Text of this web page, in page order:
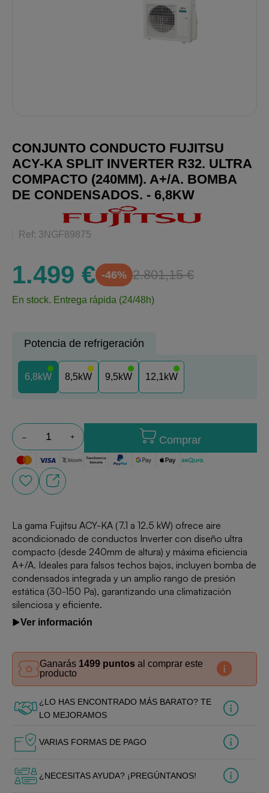
CONJUNTO CONDUCTO FUJITSU
ACY-KA SPLIT INVERTER R32. ULTRA
COMPACTO (240MM). A+/A. BOMBA
DE CONDENSADOS. - 6,8KW
Ref: 3NGF89875
1.499 € -46% 2.801,15 €
En stock. Entrega rápida (24/48h)
Potencia de refrigeración
6,8kW 8,5kW 9,5kW 12,1kW
Comprar
La gama Fujitsu ACY-KA (7.1 a 12.5 kW) ofrece aire
acondicionado de conductos Inverter con diseño ultra
compacto (desde 240mm de altura) y máxima eficiencia
A+/A. Ideales para falsos techos bajos, incluyen bomba de
condensados integrada y un amplio rango de presión
estática (30-150 Pa), garantizando una climatización
silenciosa y eficiente.
Ver información
Ganarás 1499 puntos al comprar este
producto
¿LO HAS ENCONTRADO MÁS BARATO? TE
LO MEJORAMOS
VARIAS FORMAS DE PAGO
¿NECESITAS AYUDA? ¡PREGÚNTANOS!